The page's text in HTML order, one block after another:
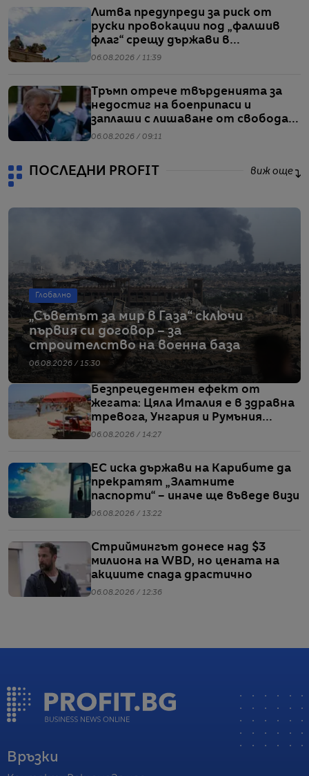
Литва предупреди за риск от
руски провокации под „фалшив
флаг“ срещу държави в
Балтийския регион
06.08.2026 / 11:39
Тръмп отрече твърденията за
недостиг на боеприпаси и
заплаши с лишаване от свобода
хората, които разпространяват
06.08.2026 / 09:11
ПОСЛЕДНИ PROFIT виж още
Глобално
„Съветът за мир в Газа“ сключи
първия си договор – за
строителство на военна база
06.08.2026 / 15:30
Безпрецедентен ефект от
жегата: Цяла Италия е в здравна
тревога, Унгария и Румъния
пестят електричество
06.08.2026 / 14:27
ЕС иска държави на Карибите да
прекратят „Златните
паспорти“ – иначе ще въведе визи
06.08.2026 / 13:22
Стриймингът донесе над $3
милиона на WBD, но цената на
акциите спада драстично
06.08.2026 / 12:36
Връзки